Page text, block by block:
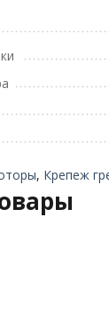
, Крепеж